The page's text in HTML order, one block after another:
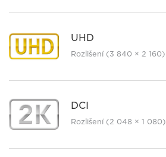
UHD
Rozlišení (3 840 × 2 160)
DCI
Rozlišení (2 048 × 1 080)